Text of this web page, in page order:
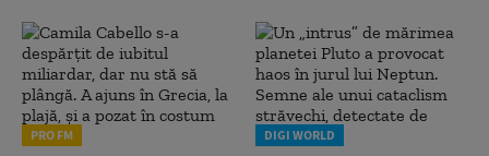
PRO FM DIGI WORLD